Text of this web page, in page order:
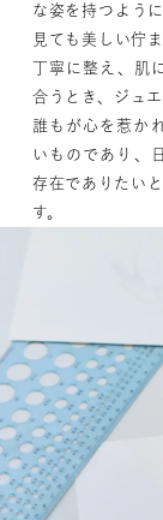
な姿を持つよう
見ても美しい佇
丁寧に整え、肌
合うとき、ジュ
誰もが心を惹か
いものであり、
存在でありたい
す。